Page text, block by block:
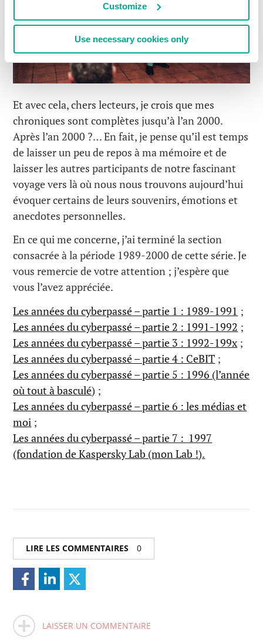
Customize
Use necessary cookies only
Et avec cela, chers lecteurs, je crois que mes
chroniques sont complètes jusqu’à l’an 2000.
Après l’an 2000 ?… En fait, je pense qu’il est temps
de laisser un peu de repos à ma mémoire et de
laisser les autres participants de notre fascinant
voyage vers là où nous nous trouvons aujourd’hui
évoquer certains de leurs souvenirs, émotions et
anecdotes personnelles.
En ce qui me concerne, j’ai terminé la section
consacrée à la période 1989-2000 de cette série. Je
vous remercie de votre attention ; j’espère que
vous l’avez appréciée.
Les années du cyberpassé – partie 1 : 1989-1991 ;
Les années du cyberpassé – partie 2 : 1991-1992 ;
Les années du cyberpassé – partie 3 : 1992-199x ;
Les années du cyberpassé – partie 4 : CeBIT ;
Les années du cyberpassé – partie 5 : 1996 (l’année
où tout à basculé) ;
Les années du cyberpassé – partie 6 : les médias et
moi ;
Les années du cyberpassé – partie 7 : 1997
(fondation de Kaspersky Lab (mon Lab !).
LIRE LES COMMENTAIRES 0
LAISSER UN COMMENTAIRE